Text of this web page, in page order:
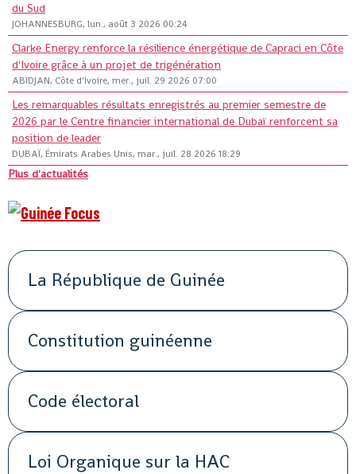
du Sud
JOHANNESBURG, lun., août 3 2026 00:24
Clarke Energy renforce la résilience énergétique de Capraci en Côte
d'Ivoire grâce à un projet de trigénération
ABIDJAN, Côte d'Ivoire, mer., juil. 29 2026 07:00
Les remarquables résultats enregistrés au premier semestre de
2026 par le Centre financier international de Dubaï renforcent sa
position de leader
DUBAÏ, Émirats Arabes Unis, mar., juil. 28 2026 18:29
Plus d'actualités
La République de Guinée
Constitution guinéenne
Code électoral
Loi Organique sur la HAC